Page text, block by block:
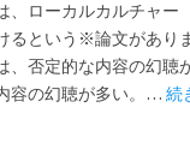
、ローカルカルチャー
るという※論文があり
、否定的な内容の幻聴
容の幻聴が多い。… 続